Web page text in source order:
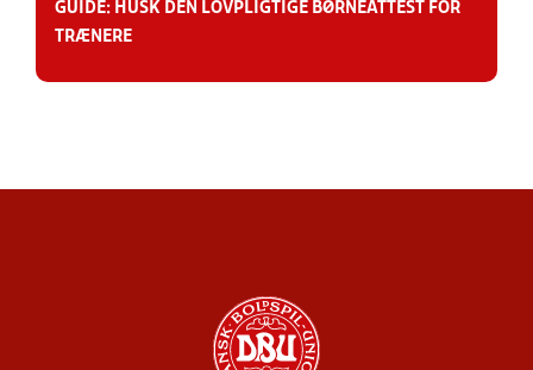
GUIDE: HUSK DEN LOVPLIGTIGE BØRNEATTEST FOR
TRÆNERE